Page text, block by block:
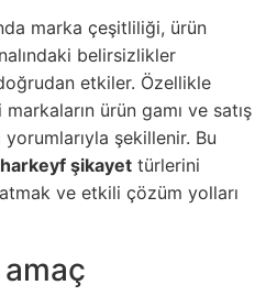
marka çeşitliliği, ürün
belirsizlikler
etkiler. Özellikle
ürün gamı ve satış
yorumlarıyla şekillenir. Bu
şikayet türlerini
ve etkili çözüm yolları